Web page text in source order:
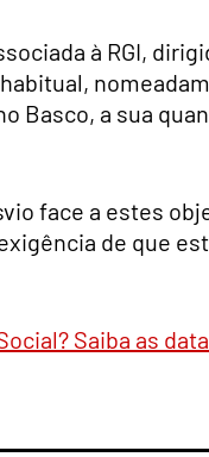
à RGI,
Basco, a sua
face a estes
de que
Saiba as